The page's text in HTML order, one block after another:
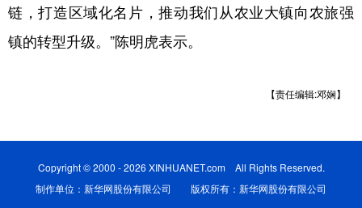
链，打造区域化名片，推动我们从农业大镇向农旅强
镇的转型升级。”陈明虎表示。
【责任编辑:邓娴】
Copyright © 2000 - 2026 XINHUANET.com All Rights Reserved.
制作单位：新华网股份有限公司 版权所有：新华网股份有限公司